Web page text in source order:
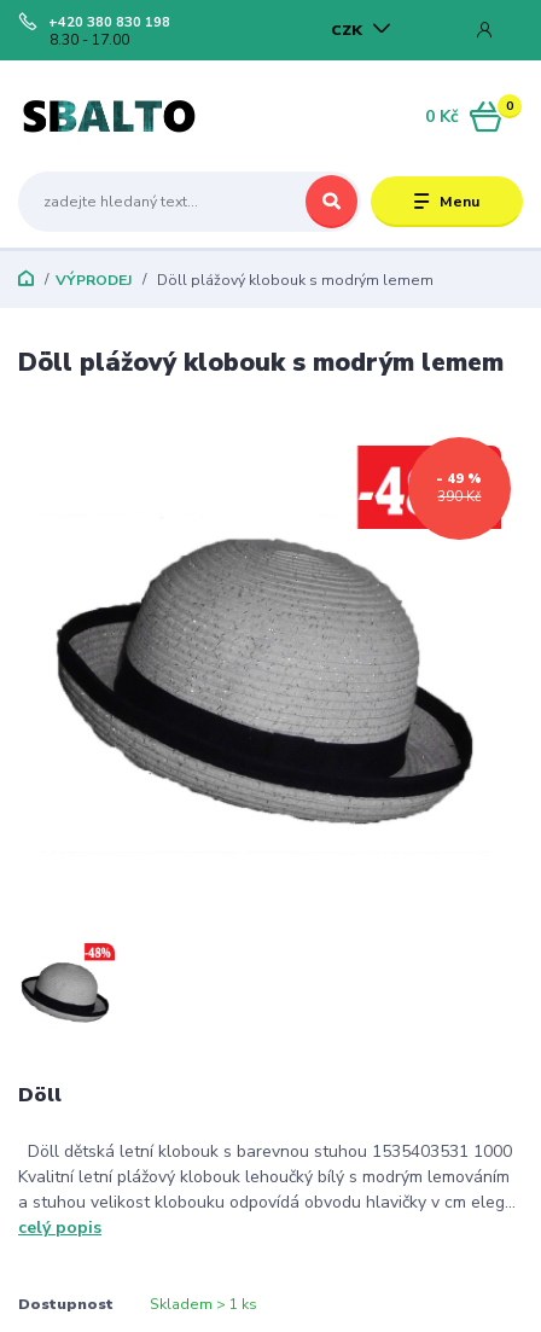
Menu
CZK
+420 380 830 198
8.30 - 17.00
0
0 Kč
VÝPRODEJ Döll plážový klobouk s modrým lemem
Döll plážový klobouk s modrým lemem
390 Kč
- 49 %
Döll
Döll dětská letní klobouk s barevnou stuhou 1535403531 1000
Kvalitní letní plážový klobouk lehoučký bílý s modrým lemováním
a stuhou velikost klobouku odpovídá obvodu hlavičky v cm eleg...
celý popis
Dostupnost Skladem > 1 ks